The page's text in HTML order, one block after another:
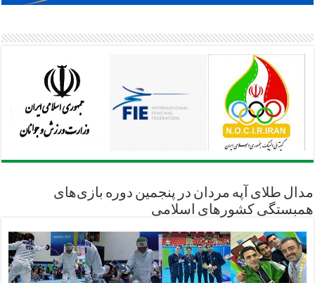
مدال طلای آپه مردان در پنجمین دوره بازی‌های
همبستگی کشورهای اسلامی